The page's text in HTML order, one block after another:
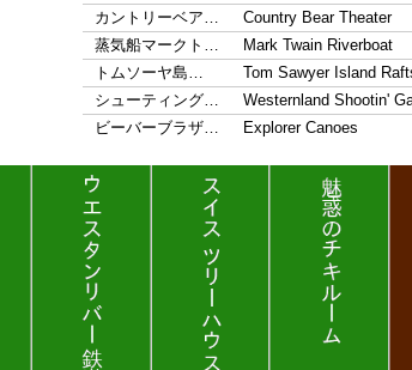
カントリーベア…
Country Bear Theater
蒸気船マークト…
Mark Twain Riverboat
トムソーヤ島…
Tom Sawyer Island
シューティング…
Westernland Shootin'
ビーバーブラザ…
Explorer Canoes